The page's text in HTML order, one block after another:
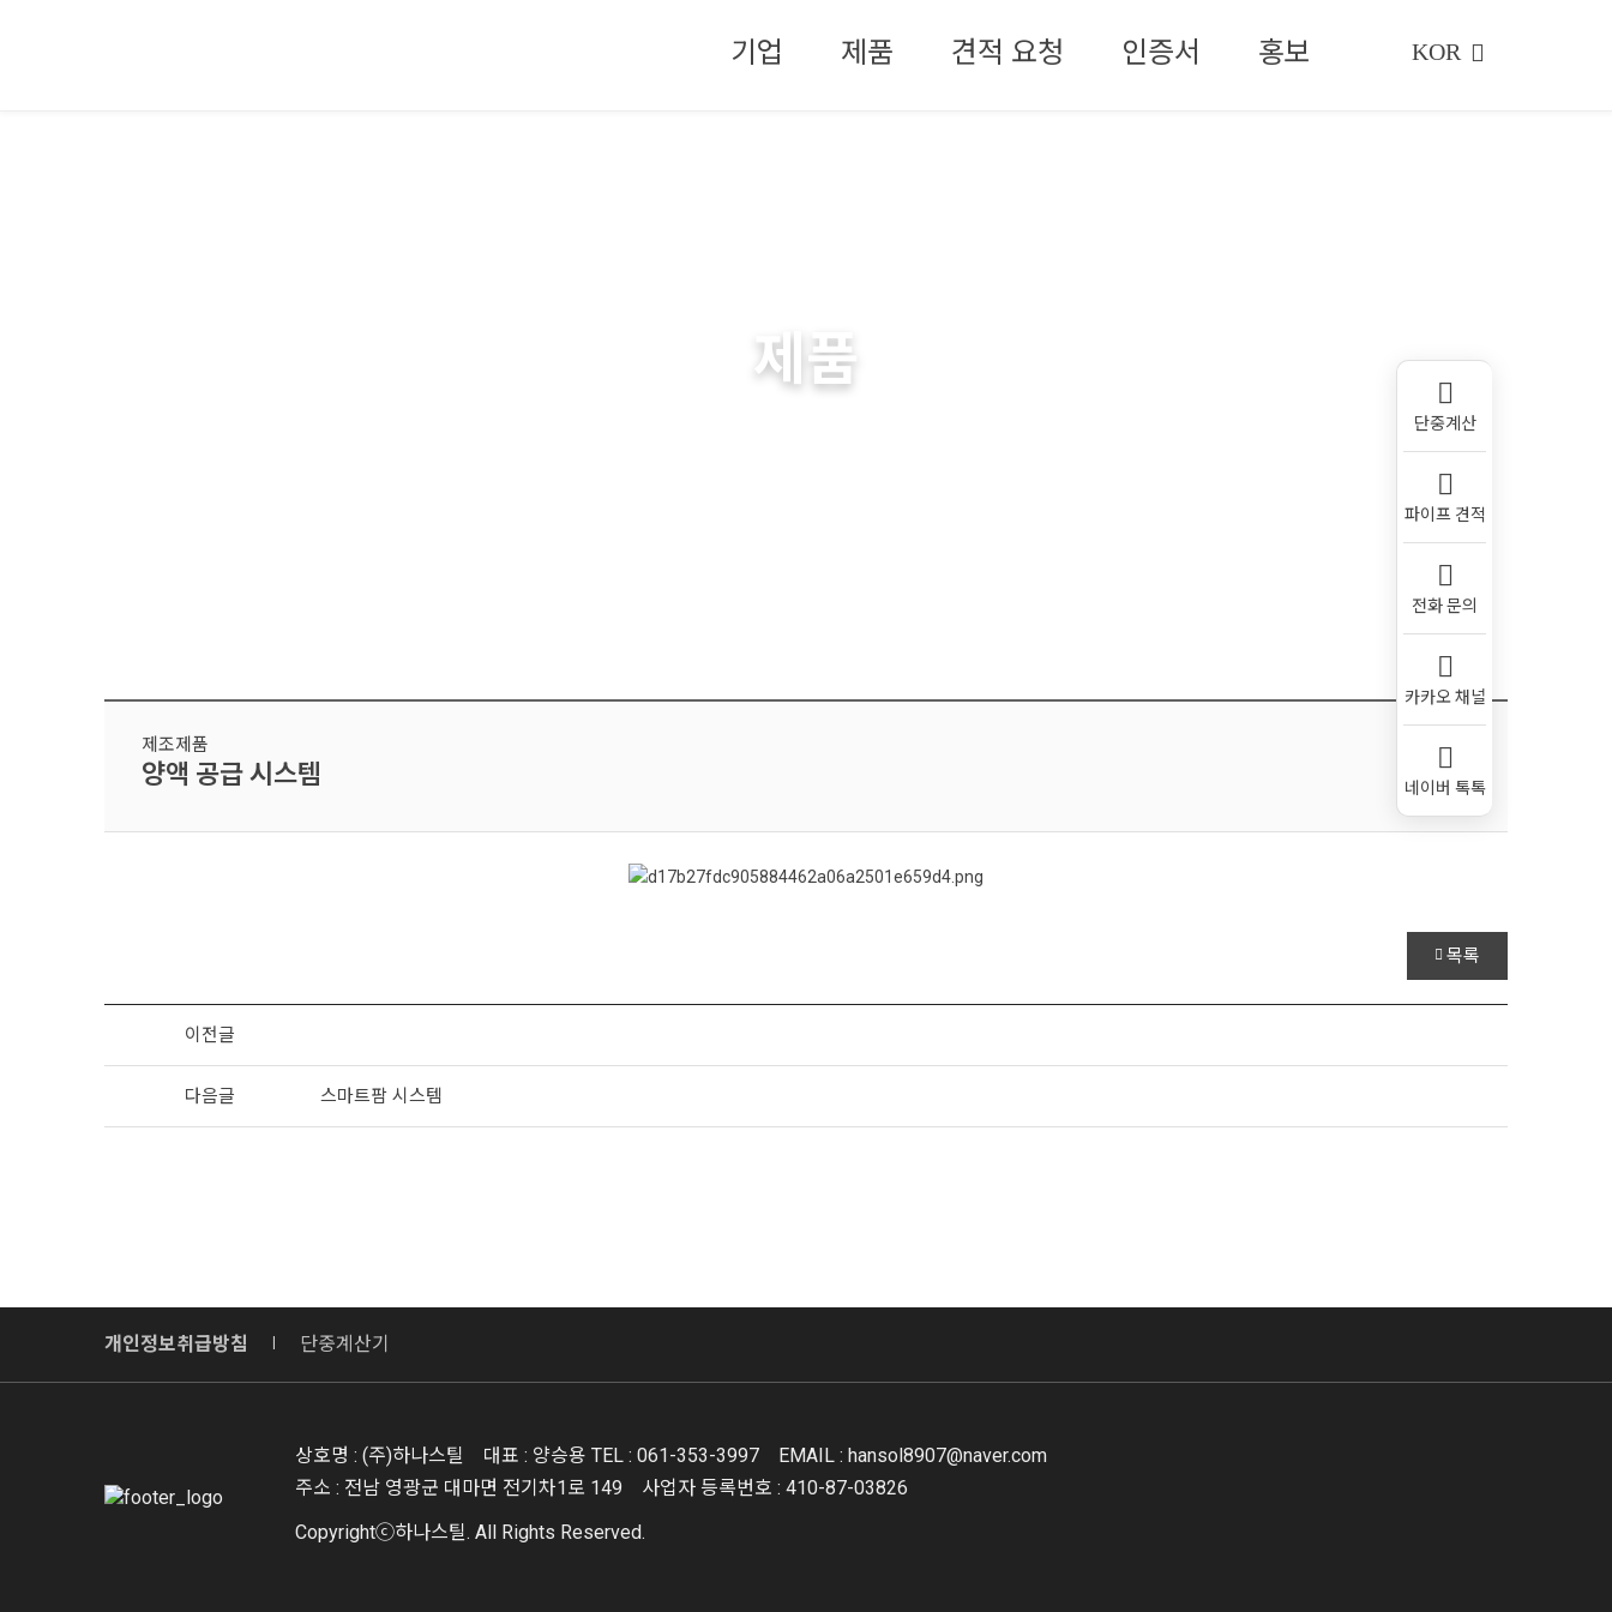
기업 제품 견적 요청 인증서 홍보 KOR
제품
제조제품
양액 공급 시스템
목록
이전글
다음글 스마트팜 시스템
개인정보취급방침 단중계산기
상호명 : (주)하나스틸 대표 : 양승용 TEL : 061-353-3997
EMAIL : hansol8907@naver.com
주소 : 전남 영광군 대마면 전기차1로 149 사업자 등록번호 : 410-87-03826
Copyrightⓒ하나스틸. All Rights Reserved.
단중계산
파이프 견적
전화 문의
카카오 채널
네이버 톡톡